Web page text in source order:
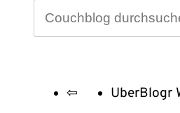
UberBlogr
⇦ UberBlogr